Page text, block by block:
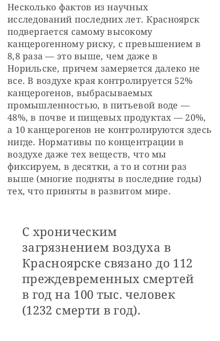
Несколько фактов из научных
исследований последних лет. Красноярск
подвергается самому высокому
канцерогенному риску, с превышением в
8,8 раза — это выше, чем даже в
Норильске, причем замеряется далеко не
все. В воздухе края контролируется 52%
канцерогенов, выбрасываемых
промышленностью, в питьевой воде —
48%, в почве и пищевых продуктах — 20%,
а 10 канцерогенов не контролируются здесь
нигде. Нормативы по концентрации в
воздухе даже тех веществ, что мы
фиксируем, в десятки, а то и сотни раз
выше (многие подняты в последние годы)
тех, что приняты в развитом мире.
С хроническим
загрязнением воздуха в
Красноярске связано до 112
преждевременных смертей
в год на 100 тыс. человек
(1232 смерти в год).